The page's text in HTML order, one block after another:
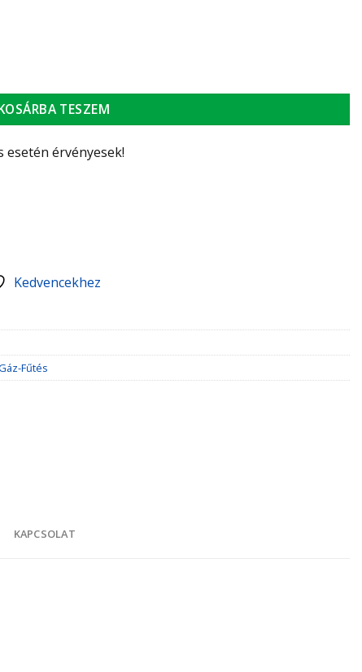
120-135 mm mennyiség
TESZEM
érvényesek!
Kedvencekhez
Fűtés
KAPCSOLAT